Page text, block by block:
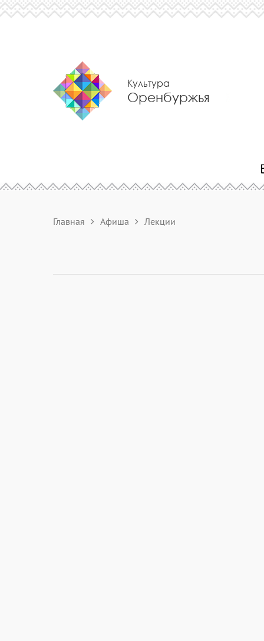
Культура
Оренбуржья
Главная Афиша Лекции